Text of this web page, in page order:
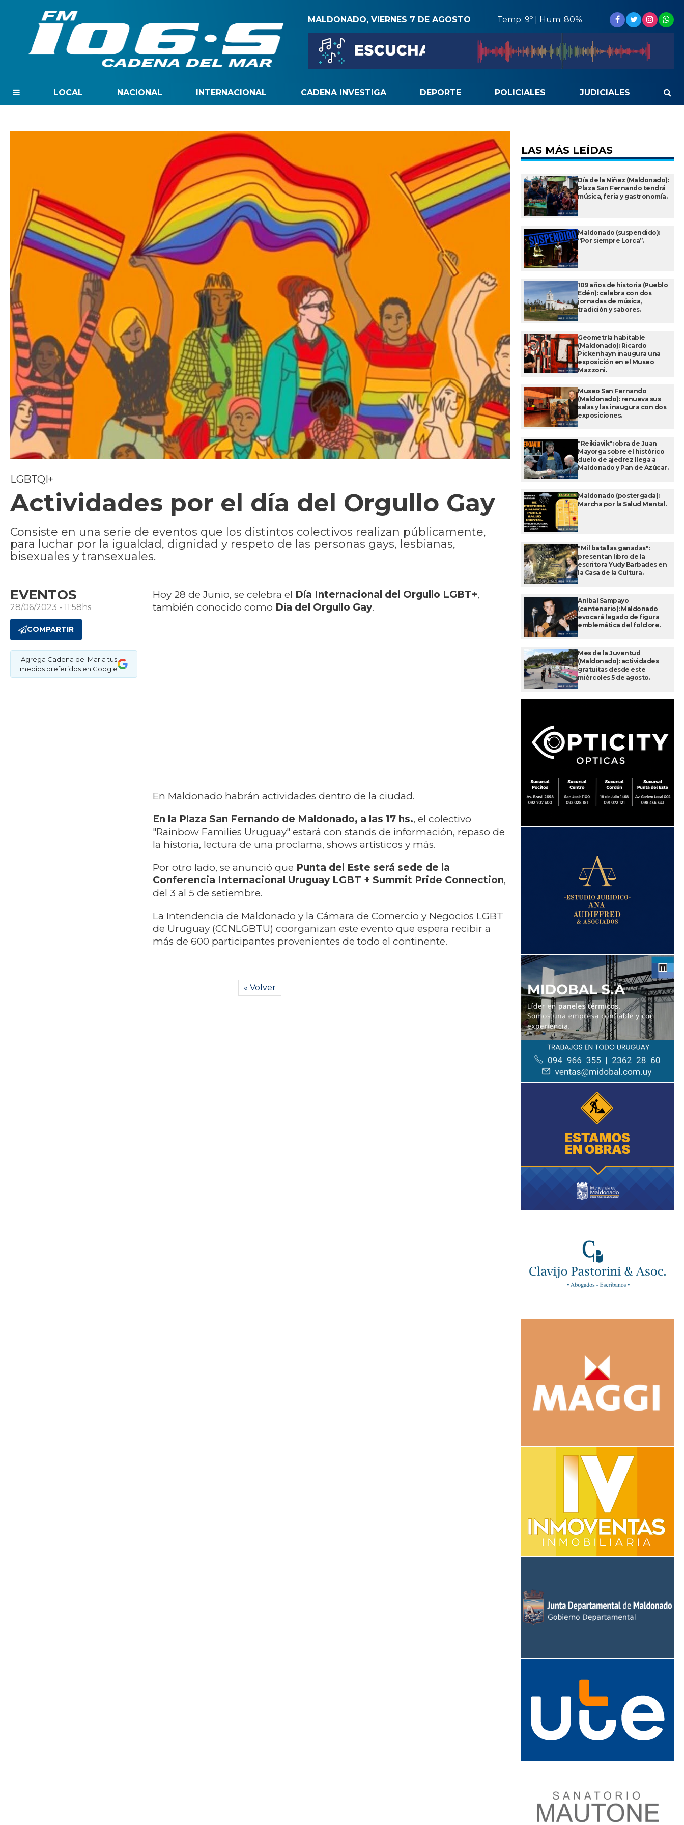
MALDONADO, VIERNES 7 DE AGOSTO Temp: 9º | Hum: 80%
LOCAL NACIONAL INTERNACIONAL CADENA INVESTIGA DEPORTE POLICIALES JUDICIALES
LGBTQI+
Actividades por el día del Orgullo Gay
Consiste en una serie de eventos que los distintos colectivos realizan públicamente,
para luchar por la igualdad, dignidad y respeto de las personas gays, lesbianas,
bisexuales y transexuales.
EVENTOS
28/06/2023 - 11:58hs
COMPARTIR
Agrega Cadena del Mar a tus
medios preferidos en Google
Hoy 28 de Junio, se celebra el Día Internacional del Orgullo LGBT+,
también conocido como Día del Orgullo Gay.
En Maldonado habrán actividades dentro de la ciudad.
En la Plaza San Fernando de Maldonado, a las 17 hs., el colectivo
"Rainbow Families Uruguay" estará con stands de información, repaso de
la historia, lectura de una proclama, shows artísticos y más.
Por otro lado, se anunció que Punta del Este será sede de la
Conferencia Internacional Uruguay LGBT + Summit Pride Connection,
del 3 al 5 de setiembre.
La Intendencia de Maldonado y la Cámara de Comercio y Negocios LGBT
de Uruguay (CCNLGBTU) coorganizan este evento que espera recibir a
más de 600 participantes provenientes de todo el continente.
« Volver
LAS MÁS LEÍDAS
Día de la Niñez (Maldonado):
Plaza San Fernando tendrá
música, feria y gastronomía.
Maldonado (suspendido):
“Por siempre Lorca”.
109 años de historia (Pueblo
Edén): celebra con dos
jornadas de música,
tradición y sabores.
Geometría habitable
(Maldonado): Ricardo
Pickenhayn inaugura una
exposición en el Museo
Mazzoni.
Museo San Fernando
(Maldonado): renueva sus
salas y las inaugura con dos
exposiciones.
"Reikiavik": obra de Juan
Mayorga sobre el histórico
duelo de ajedrez llega a
Maldonado y Pan de Azúcar.
Maldonado (postergada):
Marcha por la Salud Mental.
"Mil batallas ganadas":
presentan libro de la
escritora Yudy Barbades en
la Casa de la Cultura.
Aníbal Sampayo
(centenario): Maldonado
evocará legado de figura
emblemática del folclore.
Mes de la Juventud
(Maldonado): actividades
gratuitas desde este
miércoles 5 de agosto.